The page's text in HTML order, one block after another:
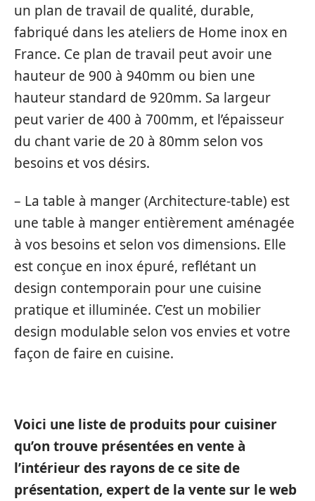
un plan de travail de qualité, durable,
fabriqué dans les ateliers de Home inox en
France. Ce plan de travail peut avoir une
hauteur de 900 à 940mm ou bien une
hauteur standard de 920mm. Sa largeur
peut varier de 400 à 700mm, et l’épaisseur
du chant varie de 20 à 80mm selon vos
besoins et vos désirs.
– La table à manger (Architecture-table) est
une table à manger entièrement aménagée
à vos besoins et selon vos dimensions. Elle
est conçue en inox épuré, reflétant un
design contemporain pour une cuisine
pratique et illuminée. C’est un mobilier
design modulable selon vos envies et votre
façon de faire en cuisine.
Voici une liste de produits pour cuisiner
qu’on trouve présentées en vente à
l’intérieur des rayons de ce site de
présentation, expert de la vente sur le web